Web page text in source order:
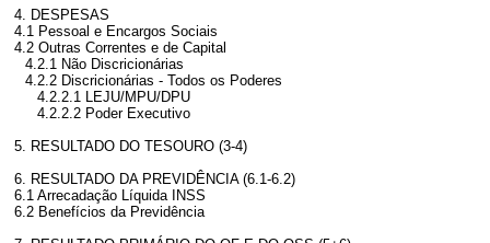
4. DESPESAS
4.1 Pessoal e Encargos Sociais
4.2 Outras Correntes e de Capital
4.2.1 Não Discricionárias
4.2.2 Discricionárias - Todos os Poderes
4.2.2.1 LEJU/MPU/DPU
4.2.2.2 Poder Executivo
5. RESULTADO DO TESOURO (3-4)
6. RESULTADO DA PREVIDÊNCIA (6.1-6.2)
6.1 Arrecadação Líquida INSS
6.2 Benefícios da Previdência